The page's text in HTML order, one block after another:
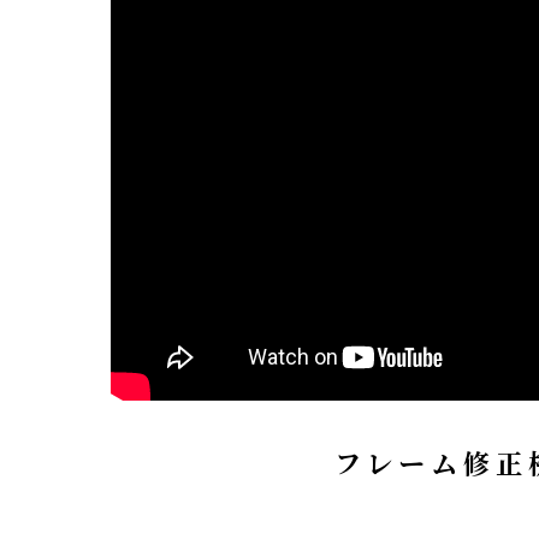
フレーム修正